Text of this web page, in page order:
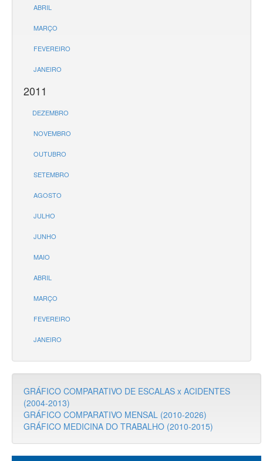
ABRIL
MARÇO
FEVEREIRO
JANEIRO
2011
DEZEMBRO
NOVEMBRO
OUTUBRO
SETEMBRO
AGOSTO
JULHO
JUNHO
MAIO
ABRIL
MARÇO
FEVEREIRO
JANEIRO
GRÁFICO COMPARATIVO DE ESCALAS x ACIDENTES
(2004-2013)
GRÁFICO COMPARATIVO MENSAL (2010-2026)
GRÁFICO MEDICINA DO TRABALHO (2010-2015)